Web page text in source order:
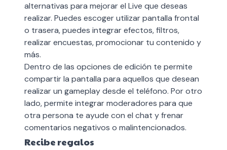
alternativas para mejorar el Live que deseas
realizar. Puedes escoger utilizar pantalla frontal
o trasera, puedes integrar efectos, filtros,
realizar encuestas, promocionar tu contenido y
más.
Dentro de las opciones de edición te permite
compartir la pantalla para aquellos que desean
realizar un gameplay desde el teléfono. Por otro
lado, permite integrar moderadores para que
otra persona te ayude con el chat y frenar
comentarios negativos o malintencionados.
Recibe regalos